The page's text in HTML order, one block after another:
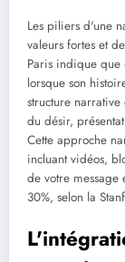
Les piliers d'une
valeurs fortes et
Paris indique que
lorsque son
structure
du désir,
Cette approche
incluant vidéos,
de votre message
30%, selon la